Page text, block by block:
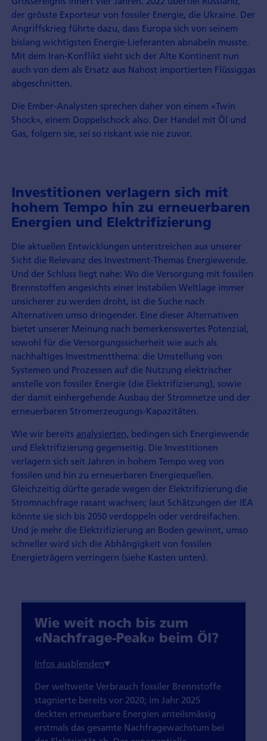
der grösste Exporteur von fossiler Energie, die Ukraine. Der
Angriffskrieg führte dazu, dass Europa sich von seinem
bislang wichtigsten Energie-Lieferanten abnabeln musste.
Mit dem Iran-Konflikt sieht sich der Alte Kontinent nun
auch von dem als Ersatz aus Nahost importierten Flüssiggas
abgeschnitten.
Die Ember-Analysten sprechen daher von einem «Twin
Shock», einem Doppelschock also. Der Handel mit Öl und
Gas, folgern sie, sei so riskant wie nie zuvor.
Investitionen verlagern sich mit
hohem Tempo hin zu erneuerbaren
Energien und Elektrifizierung
Die aktuellen Entwicklungen unterstreichen aus unserer
Sicht die Relevanz des Investment-Themas Energiewende.
Und der Schluss liegt nahe: Wo die Versorgung mit fossilen
Brennstoffen angesichts einer instabilen Weltlage immer
unsicherer zu werden droht, ist die Suche nach
Alternativen umso dringender. Eine dieser Alternativen
bietet unserer Meinung nach bemerkenswertes Potenzial,
sowohl für die Versorgungssicherheit wie auch als
nachhaltiges Investmentthema: die Umstellung von
Systemen und Prozessen auf die Nutzung elektrischer
anstelle von fossiler Energie (die Elektrifizierung), sowie
der damit einhergehende Ausbau der Stromnetze und der
erneuerbaren Stromerzeugungs-Kapazitäten.
Wie wir bereits analysierten, bedingen sich Energiewende
und Elektrifizierung gegenseitig. Die Investitionen
verlagern sich seit Jahren in hohem Tempo weg von
fossilen und hin zu erneuerbaren Energiequellen.
Gleichzeitig dürfte gerade wegen der Elektrifizierung die
Stromnachfrage rasant wachsen; laut Schätzungen der IEA
könnte sie sich bis 2050 verdoppeln oder verdreifachen.
Und je mehr die Elektrifizierung an Boden gewinnt, umso
schneller wird sich die Abhängigkeit von fossilen
Energieträgern verringern (siehe Kasten unten).
Wie weit noch bis zum
«Nachfrage-Peak» beim Öl?
Der weltweite Verbrauch fossiler Brennstoffe
stagnierte bereits vor 2020; im Jahr 2025
deckten erneuerbare Energien anteilsmässig
erstmals das gesamte Nachfragewachstum bei